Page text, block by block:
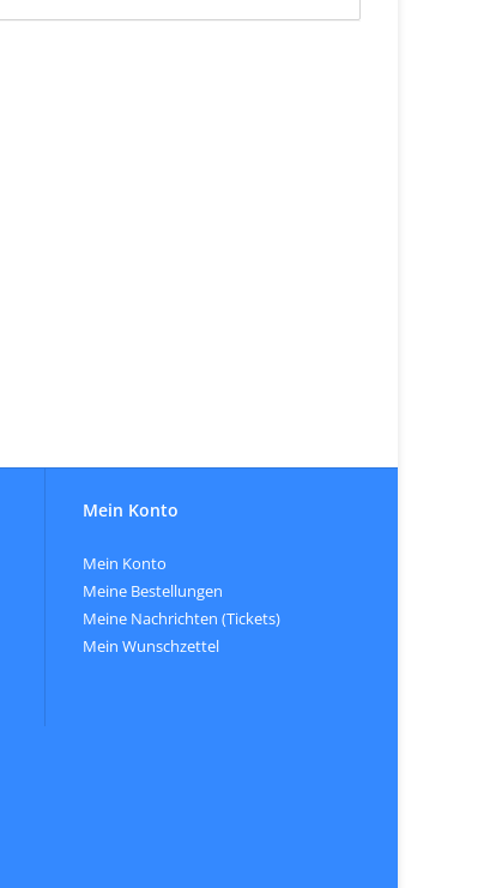
Mein Konto
Mein Konto
Meine Bestellungen
Meine Nachrichten (Tickets)
Mein Wunschzettel